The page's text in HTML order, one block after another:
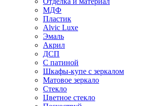
МДФ
Пластик
Alvic Luxe
Эмаль
Акрил
ДСП
С патиной
Шкафы-купе с зеркалом
Матовое зеркало
Стекло
Цветное стекло